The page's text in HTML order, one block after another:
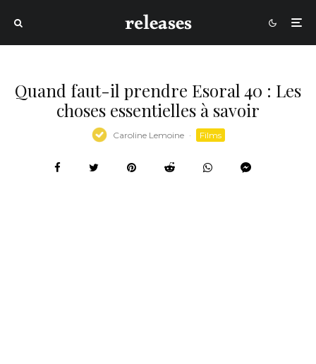
Quand faut-il prendre Esoral 40 : Les
choses essentielles à savoir
Caroline Lemoine · Films